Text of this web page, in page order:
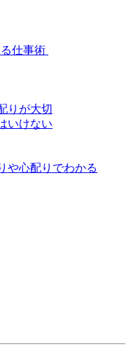
仕事術
りが大切
いけない
や心配りでわかる